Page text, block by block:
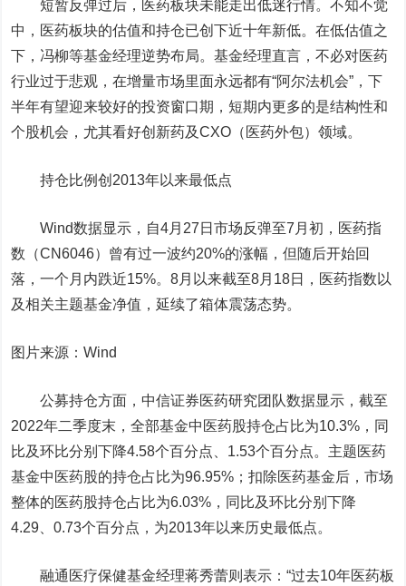
短暂反弹过后，医药板块未能走出低迷行情。不知不觉
中，医药板块的估值和持仓已创下近十年新低。在低估值之
下，冯柳等基金经理逆势布局。基金经理直言，不必对医药
行业过于悲观，在增量市场里面永远都有“阿尔法机会”，下
半年有望迎来较好的投资窗口期，短期内更多的是结构性和
个股机会，尤其看好创新药及CXO（医药外包）领域。
持仓比例创2013年以来最低点
Wind数据显示，自4月27日市场反弹至7月初，医药指
数（CN6046）曾有过一波约20%的涨幅，但随后开始回
落，一个月内跌近15%。8月以来截至8月18日，医药指数以
及相关主题基金净值，延续了箱体震荡态势。
图片来源：Wind
公募持仓方面， 中信证券医药研究团队数据显示，截至
2022年二季度末，全部基金中医药股持仓占比为10.3%，同
比及环比分别下降4.58个百分点、1.53个百分点。主题医药
基金中医药股的持仓占比为96.95%；扣除医药基金后，市场
整体的医药股持仓占比为6.03%，同比及环比分别下降
4.29、0.73个百分点，为2013年以来历史最低点。
融通医疗保健基金经理蒋秀蕾则表示：“过去10年医药板